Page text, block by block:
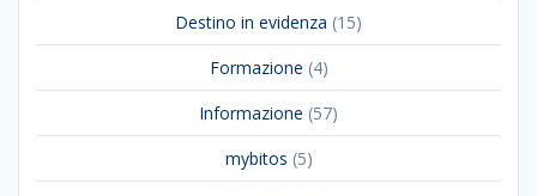
Destino in evidenza (15)
Formazione (4)
Informazione (57)
mybitos (5)